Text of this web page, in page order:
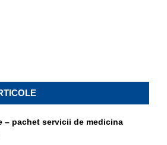
– pachet servicii de medicina